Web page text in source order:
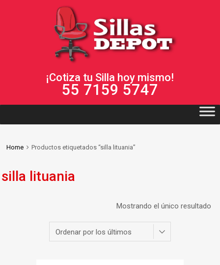
¡Cotiza tu Silla hoy mismo!
55 7159 5747
Home Productos etiquetados “silla lituania”
silla lituania
Mostrando el único resultado